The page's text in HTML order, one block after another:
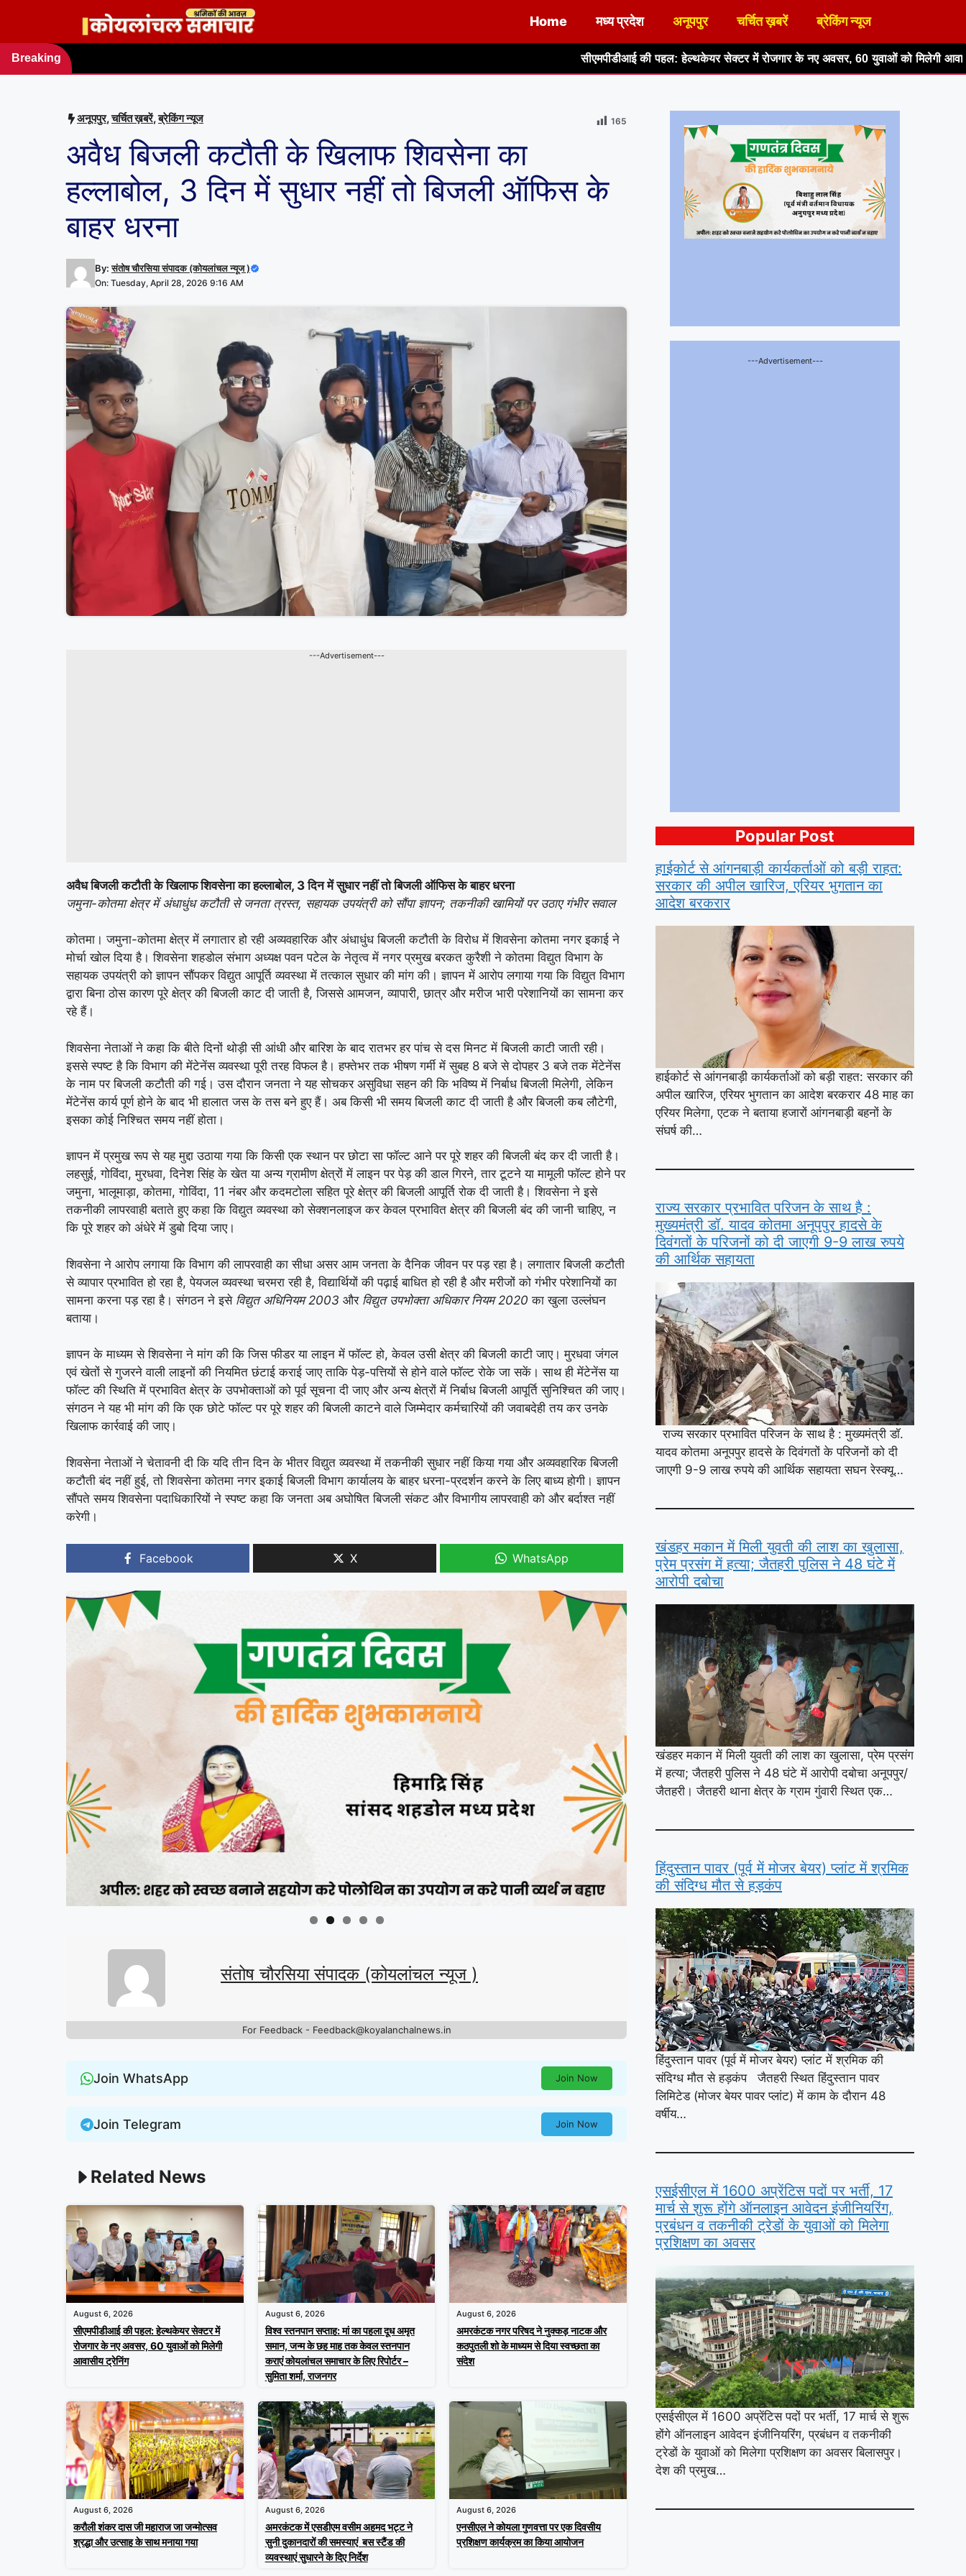
content
Home मध्य प्रदेश अनूपपुर चर्चित ख़बरें ब्रेकिंग न्यूज
Breaking
सीएमपीडीआई की पहल: हेल्थकेयर सेक्टर में रोजगार के नए अवसर, 60 युवाओं को मिलेगी आवासीय ट्रेनिंग विश्व
अनूपपुर,चर्चित ख़बरें,ब्रेकिंग न्यूज 165
अवैध बिजली कटौती के खिलाफ शिवसेना का
हल्लाबोल, 3 दिन में सुधार नहीं तो बिजली ऑफिस के
बाहर धरना
By:संतोष चौरसिया संपादक (कोयलांचल न्यूज )
On: Tuesday, April 28, 2026 9:16 AM
---Advertisement---
अवैध बिजली कटौती के खिलाफ शिवसेना का हल्लाबोल, 3 दिन में सुधार नहीं तो बिजली ऑफिस के बाहर धरना
जमुना-कोतमा क्षेत्र में अंधाधुंध कटौती से जनता त्रस्त, सहायक उपयंत्री को सौंपा ज्ञापन; तकनीकी खामियों पर उठाए गंभीर सवाल
कोतमा। जमुना-कोतमा क्षेत्र में लगातार हो रही अव्यवहारिक और अंधाधुंध बिजली कटौती के विरोध में शिवसेना कोतमा नगर इकाई ने
मोर्चा खोल दिया है। शिवसेना शहडोल संभाग अध्यक्ष पवन पटेल के नेतृत्व में नगर प्रमुख बरकत कुरैशी ने कोतमा विद्युत विभाग के
सहायक उपयंत्री को ज्ञापन सौंपकर विद्युत आपूर्ति व्यवस्था में तत्काल सुधार की मांग की। ज्ञापन में आरोप लगाया गया कि विद्युत विभाग
द्वारा बिना ठोस कारण पूरे क्षेत्र की बिजली काट दी जाती है, जिससे आमजन, व्यापारी, छात्र और मरीज भारी परेशानियों का सामना कर
रहे हैं।
शिवसेना नेताओं ने कहा कि बीते दिनों थोड़ी सी आंधी और बारिश के बाद रातभर हर पांच से दस मिनट में बिजली काटी जाती रही।
इससे स्पष्ट है कि विभाग की मेंटेनेंस व्यवस्था पूरी तरह विफल है। हफ्तेभर तक भीषण गर्मी में सुबह 8 बजे से दोपहर 3 बजे तक मेंटेनेंस
के नाम पर बिजली कटौती की गई। उस दौरान जनता ने यह सोचकर असुविधा सहन की कि भविष्य में निर्बाध बिजली मिलेगी, लेकिन
मेंटेनेंस कार्य पूर्ण होने के बाद भी हालात जस के तस बने हुए हैं। अब किसी भी समय बिजली काट दी जाती है और बिजली कब लौटेगी,
इसका कोई निश्चित समय नहीं होता।
ज्ञापन में प्रमुख रूप से यह मुद्दा उठाया गया कि किसी एक स्थान पर छोटा सा फॉल्ट आने पर पूरे शहर की बिजली बंद कर दी जाती है।
लहसुई, गोविंदा, मुरधवा, दिनेश सिंह के खेत या अन्य ग्रामीण क्षेत्रों में लाइन पर पेड़ की डाल गिरने, तार टूटने या मामूली फॉल्ट होने पर
जमुना, भालूमाड़ा, कोतमा, गोविंदा, 11 नंबर और कदमटोला सहित पूरे क्षेत्र की बिजली आपूर्ति रोक दी जाती है। शिवसेना ने इसे
तकनीकी लापरवाही बताते हुए कहा कि विद्युत व्यवस्था को सेक्शनलाइज कर केवल प्रभावित क्षेत्र की बिजली बंद की जानी चाहिए, न
कि पूरे शहर को अंधेरे में डुबो दिया जाए।
शिवसेना ने आरोप लगाया कि विभाग की लापरवाही का सीधा असर आम जनता के दैनिक जीवन पर पड़ रहा है। लगातार बिजली कटौती
से व्यापार प्रभावित हो रहा है, पेयजल व्यवस्था चरमरा रही है, विद्यार्थियों की पढ़ाई बाधित हो रही है और मरीजों को गंभीर परेशानियों का
सामना करना पड़ रहा है। संगठन ने इसे विद्युत अधिनियम 2003 और विद्युत उपभोक्ता अधिकार नियम 2020 का खुला उल्लंघन
बताया।
ज्ञापन के माध्यम से शिवसेना ने मांग की कि जिस फीडर या लाइन में फॉल्ट हो, केवल उसी क्षेत्र की बिजली काटी जाए। मुरधवा जंगल
एवं खेतों से गुजरने वाली लाइनों की नियमित छंटाई कराई जाए ताकि पेड़-पत्तियों से होने वाले फॉल्ट रोके जा सकें। साथ ही मेंटेनेंस या
फॉल्ट की स्थिति में प्रभावित क्षेत्र के उपभोक्ताओं को पूर्व सूचना दी जाए और अन्य क्षेत्रों में निर्बाध बिजली आपूर्ति सुनिश्चित की जाए।
संगठन ने यह भी मांग की कि एक छोटे फॉल्ट पर पूरे शहर की बिजली काटने वाले जिम्मेदार कर्मचारियों की जवाबदेही तय कर उनके
खिलाफ कार्रवाई की जाए।
शिवसेना नेताओं ने चेतावनी दी कि यदि तीन दिन के भीतर विद्युत व्यवस्था में तकनीकी सुधार नहीं किया गया और अव्यवहारिक बिजली
कटौती बंद नहीं हुई, तो शिवसेना कोतमा नगर इकाई बिजली विभाग कार्यालय के बाहर धरना-प्रदर्शन करने के लिए बाध्य होगी। ज्ञापन
सौंपते समय शिवसेना पदाधिकारियों ने स्पष्ट कहा कि जनता अब अघोषित बिजली संकट और विभागीय लापरवाही को और बर्दाश्त नहीं
करेगी।
Facebook X WhatsApp
संतोष चौरसिया संपादक (कोयलांचल न्यूज )
For Feedback - Feedback@koyalanchalnews.in
Join WhatsApp Join Now
Join Telegram Join Now
Related News
August 6, 2026
सीएमपीडीआई की पहल: हेल्थकेयर सेक्टर में
रोजगार के नए अवसर, 60 युवाओं को मिलेगी
आवासीय ट्रेनिंग
August 6, 2026
विश्व स्तनपान सप्ताह: मां का पहला दूध अमृत
समान, जन्म के छह माह तक केवल स्तनपान
कराएं कोयलांचल समाचार के लिए रिपोर्टर –
सुमिता शर्मा, राजनगर
August 6, 2026
अमरकंटक नगर परिषद ने नुक्कड़ नाटक और
कठपुतली शो के माध्यम से दिया स्वच्छता का
संदेश
August 6, 2026
करौली शंकर दास जी महाराज जा जन्मोत्सव
श्रद्धा और उत्साह के साथ मनाया गया
August 6, 2026
अमरकंटक में एसडीएम वसीम अहमद भट्ट ने
सुनी दुकानदारों की समस्याएं बस स्टैंड की
व्यवस्थाएं सुधारने के दिए निर्देश
August 6, 2026
एनसीएल ने कोयला गुणवत्ता पर एक दिवसीय
प्रशिक्षण कार्यक्रम का किया आयोजन
---Advertisement---
Popular Post
हाईकोर्ट से आंगनबाड़ी कार्यकर्ताओं को बड़ी राहत:
सरकार की अपील खारिज, एरियर भुगतान का
आदेश बरकरार
हाईकोर्ट से आंगनबाड़ी कार्यकर्ताओं को बड़ी राहत: सरकार की
अपील खारिज, एरियर भुगतान का आदेश बरकरार 48 माह का
एरियर मिलेगा, एटक ने बताया हजारों आंगनबाड़ी बहनों के
संघर्ष की…
राज्य सरकार प्रभावित परिजन के साथ है :
मुख्यमंत्री डॉ. यादव कोतमा अनूपपुर हादसे के
दिवंगतों के परिजनों को दी जाएगी 9-9 लाख रुपये
की आर्थिक सहायता
राज्य सरकार प्रभावित परिजन के साथ है : मुख्यमंत्री डॉ.
यादव कोतमा अनूपपुर हादसे के दिवंगतों के परिजनों को दी
जाएगी 9-9 लाख रुपये की आर्थिक सहायता सघन रेस्क्यू…
खंडहर मकान में मिली युवती की लाश का खुलासा,
प्रेम प्रसंग में हत्या; जैतहरी पुलिस ने 48 घंटे में
आरोपी दबोचा
खंडहर मकान में मिली युवती की लाश का खुलासा, प्रेम प्रसंग
में हत्या; जैतहरी पुलिस ने 48 घंटे में आरोपी दबोचा अनूपपुर/
जैतहरी। जैतहरी थाना क्षेत्र के ग्राम गुंवारी स्थित एक…
हिंदुस्तान पावर (पूर्व में मोजर बेयर) प्लांट में श्रमिक
की संदिग्ध मौत से हड़कंप
हिंदुस्तान पावर (पूर्व में मोजर बेयर) प्लांट में श्रमिक की
संदिग्ध मौत से हड़कंप जैतहरी स्थित हिंदुस्तान पावर
लिमिटेड (मोजर बेयर पावर प्लांट) में काम के दौरान 48
वर्षीय…
एसईसीएल में 1600 अप्रेंटिस पदों पर भर्ती, 17
मार्च से शुरू होंगे ऑनलाइन आवेदन इंजीनियरिंग,
प्रबंधन व तकनीकी ट्रेडों के युवाओं को मिलेगा
प्रशिक्षण का अवसर
एसईसीएल में 1600 अप्रेंटिस पदों पर भर्ती, 17 मार्च से शुरू
होंगे ऑनलाइन आवेदन इंजीनियरिंग, प्रबंधन व तकनीकी
ट्रेडों के युवाओं को मिलेगा प्रशिक्षण का अवसर बिलासपुर।
देश की प्रमुख…